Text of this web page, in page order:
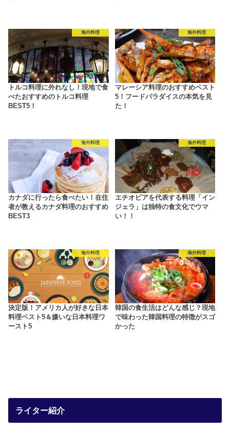
海外料理
トルコ料理に外れなし！現地で食
べたおすすめのトルコ料理
BEST5！
海外料理
マレーシア料理のおすすめベスト
5！フードパラダイスの本気を見
た！
海外料理
カナダに行ったら食べたい！在住
者が教えるカナダ料理のおすすめ
BEST3
海外料理
エチオピアを代表する料理「イン
ジェラ」は独特の食文化でウマ
い！！
海外料理
決定版！アメリカ人が好きな日本
料理ベスト5＆嫌いな日本料理ワ
ースト5
海外料理
韓国の食生活はどんな感じ？現地
で味わった韓国料理の特徴がスゴ
かった
ライター紹介